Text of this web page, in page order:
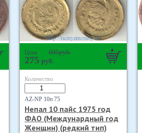
Цена 695руб.
275 руб.
Количество
AZ-NP 10п 75
Непал 10 пайс 1975 год
ФАО (Междунардный год
Женщин) (редкий тип)